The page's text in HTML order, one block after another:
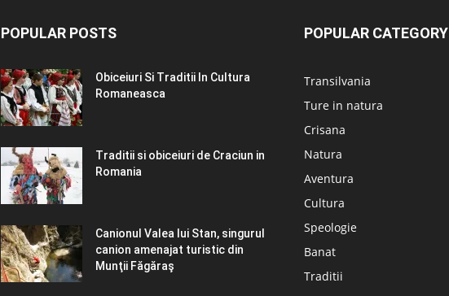
POPULAR POSTS
Obiceiuri Si Traditii In Cultura
Romaneasca
Traditii si obiceiuri de Craciun in
Romania
Canionul Valea lui Stan, singurul
canion amenajat turistic din
Munţii Făgăraş
POPULAR CATEGORY
Transilvania
Ture in natura
Crisana
Natura
Aventura
Cultura
Speologie
Banat
Traditii